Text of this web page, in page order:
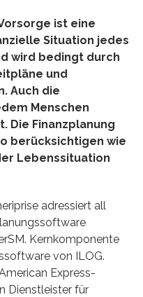
ist eine
Situation jedes
wird bedingt durch
und
Auch die
Menschen
Die Finanzplanung
berücksichtigen wie
Lebenssituation
adressiert all
Kernkomponente
von ILOG.
Express-
Dienstleister für